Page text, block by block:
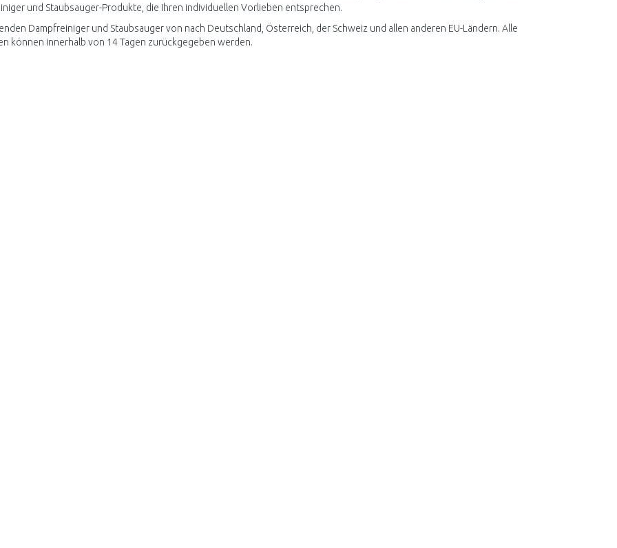
und Staubsauger-Produkte, die Ihren individuellen Vorlieben entsprechen.
Dampfreiniger und Staubsauger von nach Deutschland, Österreich, der Schweiz und allen anderen EU-Ländern. Alle
können innerhalb von 14 Tagen zurückgegeben werden.